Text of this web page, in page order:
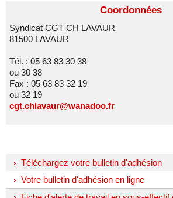
Coordonnées
Syndicat CGT CH LAVAUR
81500 LAVAUR
Tél. : 05 63 83 30 38
ou 30 38
Fax : 05 63 83 32 19
ou 32 19
cgt.chlavaur@wanadoo.fr
Téléchargez votre bulletin d'adhésion
Votre bulletin d'adhésion en ligne